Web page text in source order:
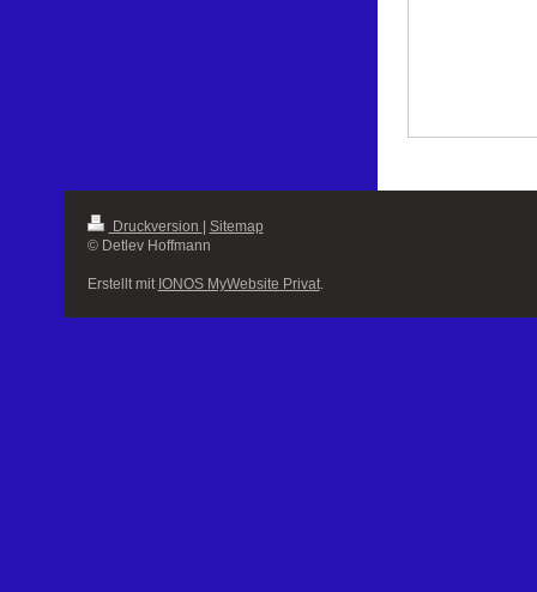
Druckversion | Sitemap
© Detlev Hoffmann
Erstellt mit IONOS MyWebsite Privat.